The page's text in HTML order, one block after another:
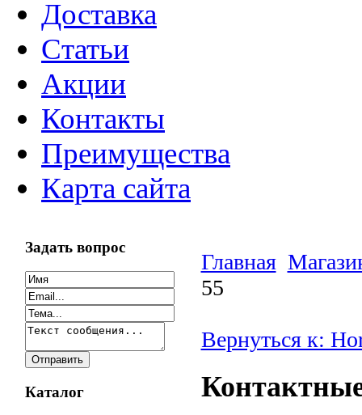
Доставка
Статьи
Акции
Контакты
Преимущества
Карта сайта
Задать вопрос
Каталог
Главная
55
Вернуться к: